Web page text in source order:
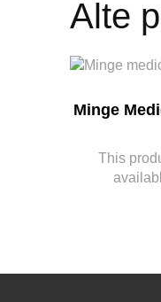
Alte
Minge
This